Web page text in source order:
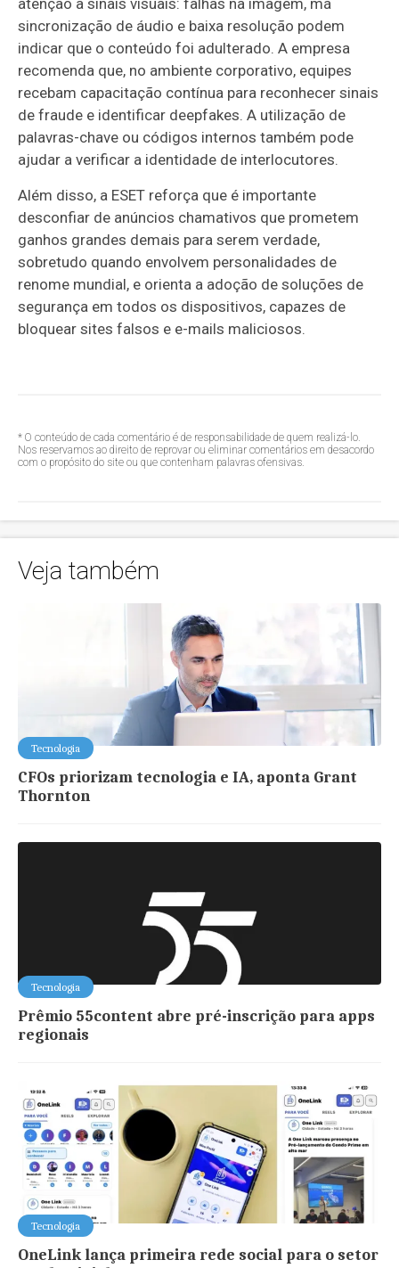
atenção a sinais visuais: falhas na imagem, má
sincronização de áudio e baixa resolução podem
indicar que o conteúdo foi adulterado. A empresa
recomenda que, no ambiente corporativo, equipes
recebam capacitação contínua para reconhecer sinais
de fraude e identificar deepfakes. A utilização de
palavras-chave ou códigos internos também pode
ajudar a verificar a identidade de interlocutores.
Além disso, a ESET reforça que é importante
desconfiar de anúncios chamativos que prometem
ganhos grandes demais para serem verdade,
sobretudo quando envolvem personalidades de
renome mundial, e orienta a adoção de soluções de
segurança em todos os dispositivos, capazes de
bloquear sites falsos e e-mails maliciosos.
* O conteúdo de cada comentário é de responsabilidade de quem realizá-lo.
Nos reservamos ao direito de reprovar ou eliminar comentários em desacordo
com o propósito do site ou que contenham palavras ofensivas.
Veja também
Tecnologia
CFOs priorizam tecnologia e IA, aponta Grant
Thornton
Tecnologia
Prêmio 55content abre pré-inscrição para apps
regionais
Tecnologia
OneLink lança primeira rede social para o setor